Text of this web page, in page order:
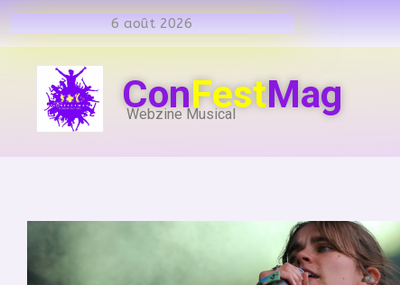
6 août 2026
ConFestMag
Webzine Musical